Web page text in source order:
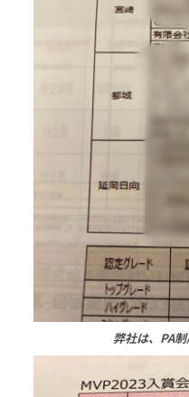
弊社は、PA